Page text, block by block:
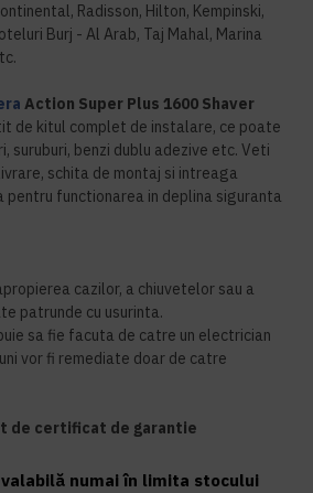
Radisson, Hilton, Kempinski,
Burj - Al Arab, Taj Mahal, Marina
Action Super Plus 1600 Shaver
de kitul complet de instalare, ce poate
suruburi, benzi dublu adezive etc. Veti
schita de montaj si intreaga
pentru functionarea in deplina siguranta
cazilor, a chiuvetelor sau a
patrunde cu usurinta.
sa fie facuta de catre un electrician
vor fi remediate doar de catre
de certificat de garantie
numai în limita stocului